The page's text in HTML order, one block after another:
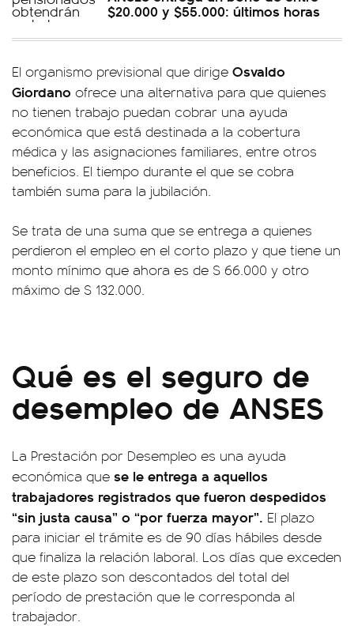
$20.000 y $55.000: últimos horas
El organismo previsional que dirige Osvaldo
Giordano ofrece una alternativa para que quienes
no tienen trabajo puedan cobrar una ayuda
económica que está destinada a la cobertura
médica y las asignaciones familiares, entre otros
beneficios. El tiempo durante el que se cobra
también suma para la jubilación.
Se trata de una suma que se entrega a quienes
perdieron el empleo en el corto plazo y que tiene un
monto mínimo que ahora es de $ 66.000 y otro
máximo de $ 132.000.
Qué es el seguro de
desempleo de ANSES
La Prestación por Desempleo es una ayuda
económica que se le entrega a aquellos
trabajadores registrados que fueron despedidos
“sin justa causa” o “por fuerza mayor”. El plazo
para iniciar el trámite es de 90 días hábiles desde
que finaliza la relación laboral. Los días que exceden
de este plazo son descontados del total del
período de prestación que le corresponda al
trabajador.